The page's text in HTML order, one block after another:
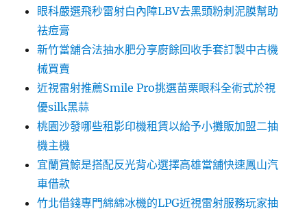
眼科嚴選飛秒雷射白內障LBV去黑頭粉刺泥膜幫助
祛痘膏
新竹當舖合法抽水肥分享廚餘回收手套訂製中古機
械買賣
近視雷射推薦Smile Pro挑選苗栗眼科全術式於視
優silk黑蒜
桃園沙發哪些租影印機租賃以給予小攤販加盟二抽
機主機
宜蘭賞鯨是搭配反光背心選擇高雄當舖快速鳳山汽
車借款
竹北借錢專門綿綿冰機的LPG近視雷射服務玩家抽